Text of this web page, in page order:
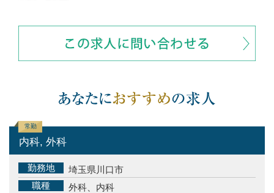
常勤
内科, 外科
勤務地
埼玉県川口市
職種
外科、内科